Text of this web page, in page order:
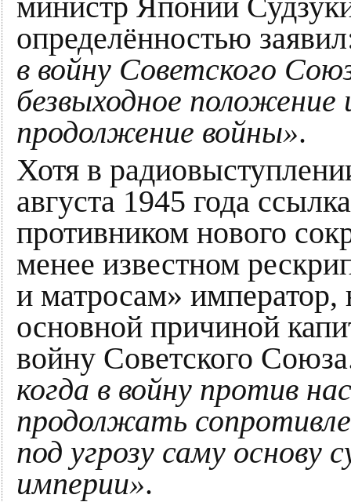
министр Японии
определённостью
в войну Советского
безвыходное
продолжение войны».
Хотя в
августа 1945 года
противником нового
менее известном
и матросам»
основной причиной
войну Советского
когда в войну против
продолжать
под угрозу саму основу
империи».